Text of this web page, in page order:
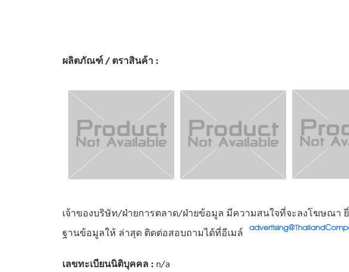
ผลิตภัณฑ์ / ตราสินค้า :
เจ้าของบริษัท/ฝ่ายการตลาด/ฝ่ายข้อมูล มีความสนใจที่จะลงโฆษณ
ฐานข้อมูลให้ ล่าสุด ติดต่อสอบถามได้ที่อีเมล์
เลขทะเบียนนิติบุคคล : n/a